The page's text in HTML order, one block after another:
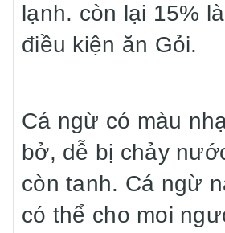
lạnh. còn lại 15%
điều kiện ăn Gỏi.
Cá ngừ có màu
bở, dễ bị chảy
còn tanh. Cá ngừ
có thể cho moi